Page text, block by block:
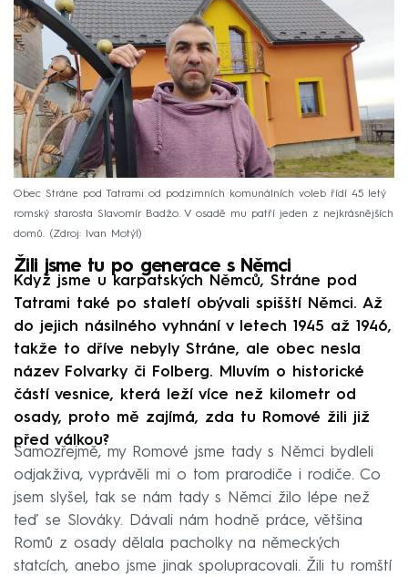
Obec Stráne pod Tatrami od podzimních komunálních voleb řídí 45 letý
romský starosta Slavomír Badžo. V osadě mu patří jeden z nejkrásnějších
domů.
Zdroj: Ivan Motýl
Žili jsme tu po generace s Němci
Když jsme u karpatských Němců, Stráne pod
Tatrami také po staletí obývali spišští Němci. Až
do jejich násilného vyhnání v letech 1945 až 1946,
takže to dříve nebyly Stráne, ale obec nesla
název Folvarky či Folberg. Mluvím o historické
částí vesnice, která leží více než kilometr od
osady, proto mě zajímá, zda tu Romové žili již
před válkou?
Samozřejmě, my Romové jsme tady s Němci bydleli
odjakživa, vyprávěli mi o tom prarodiče i rodiče. Co
jsem slyšel, tak se nám tady s Němci žilo lépe než
teď se Slováky. Dávali nám hodně práce, většina
Romů z osady dělala pacholky na německých
statcích, anebo jsme jinak spolupracovali. Žili tu romští